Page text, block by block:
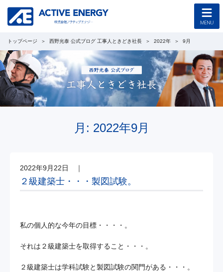
トップページ 西野光泰 公式ブログ 工事人ときどき社長 2022年 9月
月: 2022年9月
2022年9月22日 ｜
２級建築士・・・製図試験。
私の個人的な今年の目標・・・・。
それは２級建築士を取得すること・・・。
２級建築士は学科試験と製図試験の関門がある・・・。
トップページ
コンセプト
企業情報
工事のご案内
西野光泰 公式ブログ
お問い合わせ